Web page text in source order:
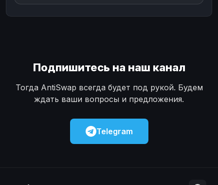
Подпишитесь на наш канал
Тогда AntiSwap всегда будет под рукой. Будем
ждать ваши вопросы и предложения.
Telegram